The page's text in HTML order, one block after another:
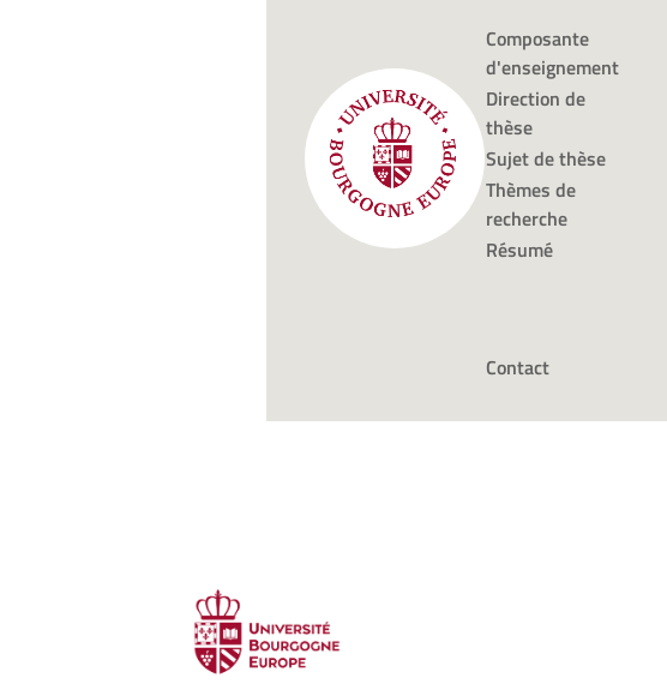
Composante
d'enseignement
Direction de
thèse
Sujet de thèse
Thèmes de
recherche
Résumé
Contact